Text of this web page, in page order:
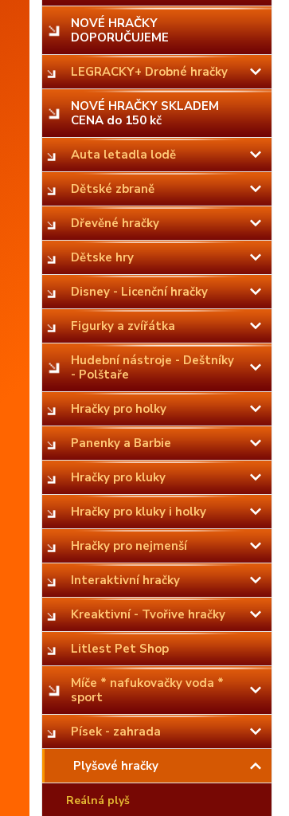
NOVÉ HRAČKY
DOPORUČUJEME
LEGRACKY+ Drobné hračky
NOVÉ HRAČKY SKLADEM
CENA do 150 kč
Auta letadla lodě
Dětské zbraně
Dřevěné hračky
Dětske hry
Disney - Licenční hračky
Figurky a zvířátka
Hudební nástroje - Deštníky
- Polštaře
Hračky pro holky
Panenky a Barbie
Hračky pro kluky
Hračky pro kluky i holky
Hračky pro nejmenší
Interaktivní hračky
Kreaktivní - Tvořive hračky
Litlest Pet Shop
Míče * nafukovačky voda *
sport
Písek - zahrada
Plyšové hračky
Reálná plyš